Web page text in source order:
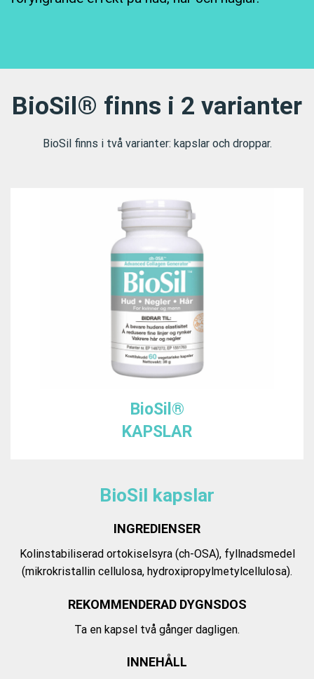
BioSil® finns i 2 varianter
BioSil finns i två varianter: kapslar och droppar.
BioSil®
KAPSLAR
BioSil kapslar
INGREDIENSER
Kolinstabiliserad ortokiselsyra (ch-OSA), fyllnadsmedel
(mikrokristallin cellulosa, hydroxipropylmetylcellulosa).
REKOMMENDERAD DYGNSDOS
Ta en kapsel två gånger dagligen.
INNEHÅLL